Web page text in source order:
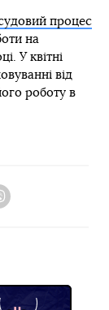
процес
на
У квітні
від
роботу в
Viber